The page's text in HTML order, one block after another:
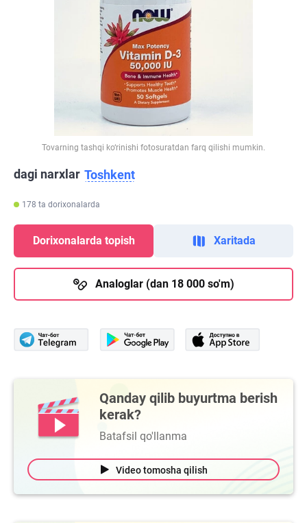
Tovarning tashqi ko‘rinishi fotosuratdan farq qilishi mumkin.
dagi narxlar Toshkent
178 ta dorixonalarda
Dorixonalarda topish Xaritada
Analoglar (dan 18 000 so'm)
Qanday qilib buyurtma berish
kerak?
Batafsil qo'llanma
Video tomosha qilish